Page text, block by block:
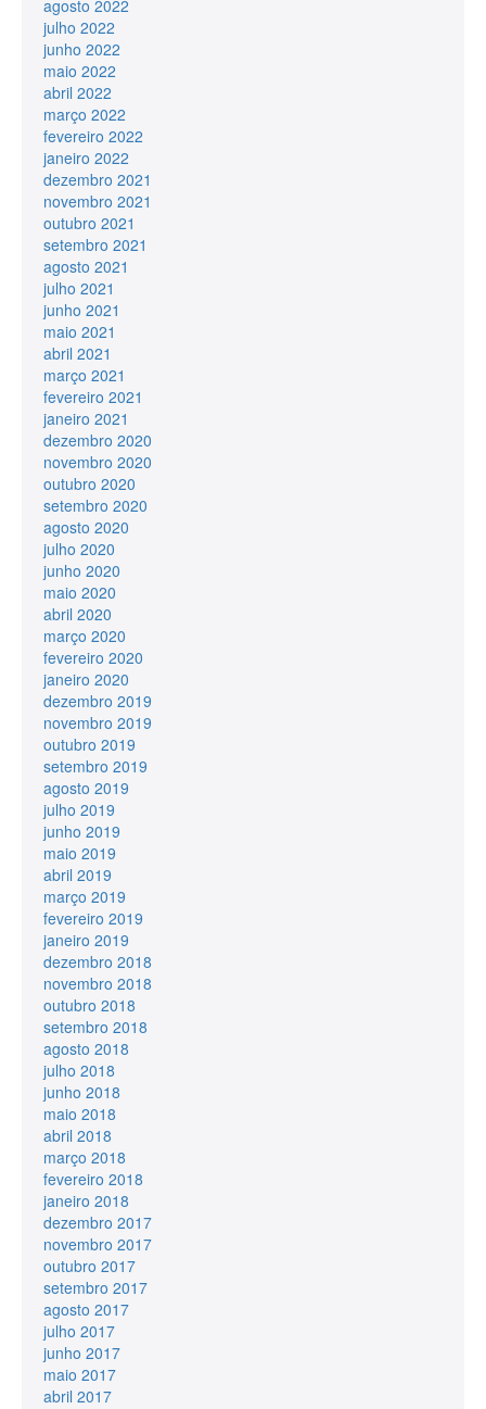
agosto 2022
julho 2022
junho 2022
maio 2022
abril 2022
março 2022
fevereiro 2022
janeiro 2022
dezembro 2021
novembro 2021
outubro 2021
setembro 2021
agosto 2021
julho 2021
junho 2021
maio 2021
abril 2021
março 2021
fevereiro 2021
janeiro 2021
dezembro 2020
novembro 2020
outubro 2020
setembro 2020
agosto 2020
julho 2020
junho 2020
maio 2020
abril 2020
março 2020
fevereiro 2020
janeiro 2020
dezembro 2019
novembro 2019
outubro 2019
setembro 2019
agosto 2019
julho 2019
junho 2019
maio 2019
abril 2019
março 2019
fevereiro 2019
janeiro 2019
dezembro 2018
novembro 2018
outubro 2018
setembro 2018
agosto 2018
julho 2018
junho 2018
maio 2018
abril 2018
março 2018
fevereiro 2018
janeiro 2018
dezembro 2017
novembro 2017
outubro 2017
setembro 2017
agosto 2017
julho 2017
junho 2017
maio 2017
abril 2017